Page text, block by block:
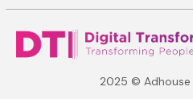
2025 © Adhouse